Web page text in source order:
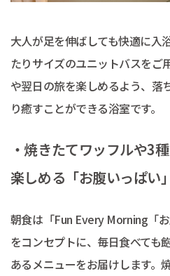
大人が足を伸ばしても快適に入
たりサイズのユニットバスをご
や翌日の旅を楽しめるよう、落
り癒すことができる浴室です。
・焼きたてワッフルや3
楽しめる「お腹いっぱい
朝食は「Fun Every Morning「
をコンセプトに、毎日食べても
あるメニューをお届けします。